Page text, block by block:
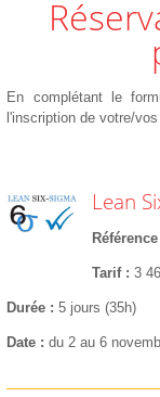
Réservation : inscrire des
En complétant le
l'inscription de votre/
Lean
Référence
Tarif 3
Durée 5 jours (35h)
Date du 2 au 6